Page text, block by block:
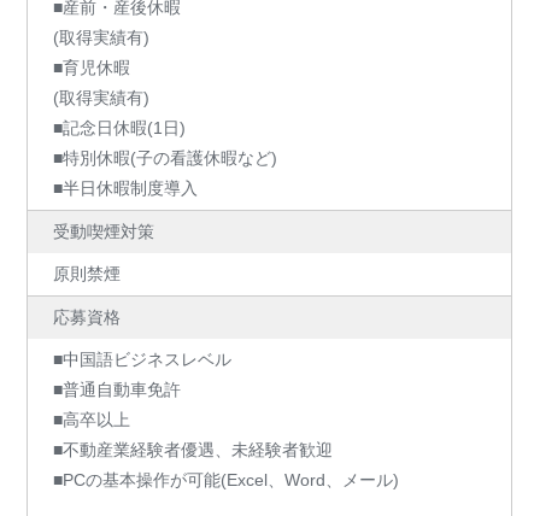
■産前・産後休暇
(取得実績有)
■育児休暇
(取得実績有)
■記念日休暇(1日)
■特別休暇(子の看護休暇など)
■半日休暇制度導入
受動喫煙対策
原則禁煙
応募資格
■中国語ビジネスレベル
■普通自動車免許
■高卒以上
■不動産業経験者優遇、未経験者歓迎
■PCの基本操作が可能(Excel、Word、メール)